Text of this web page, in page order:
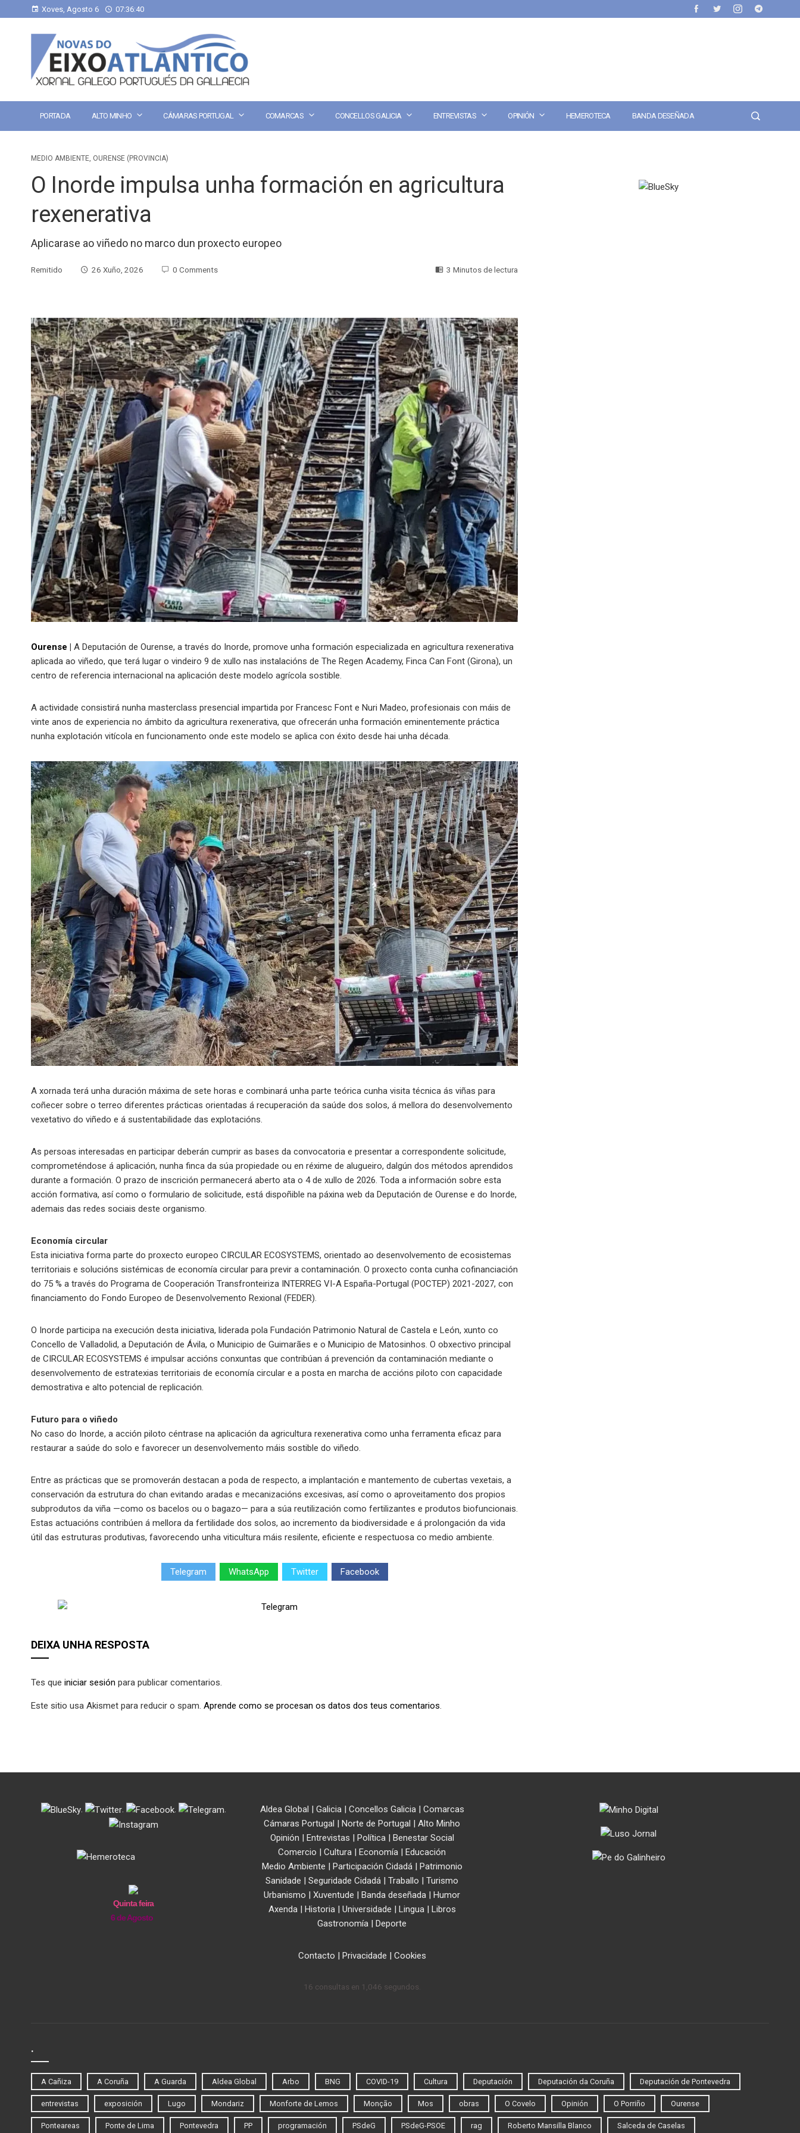
Xoves, Agosto 6 07:36:41
PORTADA ALTO MINHO CÁMARAS PORTUGAL COMARCAS CONCELLOS GALICIA ENTREVISTAS OPINIÓN HEMEROTECA BANDA DESEÑADA
MEDIO AMBIENTE, OURENSE (PROVINCIA)
O Inorde impulsa unha formación en agricultura
rexenerativa
Aplicarase ao viñedo no marco dun proxecto europeo
Remitido 26 Xuño, 2026 0 Comments 3 Minutos de lectura
Ourense
A Deputación de Ourense, a través do Inorde, promove unha formación especializada en agricultura rexenerativa
aplicada ao viñedo, que terá lugar o vindeiro 9 de xullo nas instalacións de The Regen Academy, Finca Can Font (Girona), un
centro de referencia internacional na aplicación deste modelo agrícola sostible.
A actividade consistirá nunha masterclass presencial impartida por Francesc Font e Nuri Madeo, profesionais con máis de
vinte anos de experiencia no ámbito da agricultura rexenerativa, que ofrecerán unha formación eminentemente práctica
nunha explotación vitícola en funcionamento onde este modelo se aplica con éxito desde hai unha década.
A xornada terá unha duración máxima de sete horas e combinará unha parte teórica cunha visita técnica ás viñas para
coñecer sobre o terreo diferentes prácticas orientadas á recuperación da saúde dos solos, á mellora do desenvolvemento
vexetativo do viñedo e á sustentabilidade das explotacións.
As persoas interesadas en participar deberán cumprir as bases da convocatoria e presentar a correspondente solicitude,
comprometéndose á aplicación, nunha finca da súa propiedade ou en réxime de alugueiro, dalgún dos métodos aprendidos
durante a formación. O prazo de inscrición permanecerá aberto ata o 4 de xullo de 2026. Toda a información sobre esta
acción formativa, así como o formulario de solicitude, está dispoñible na páxina web da Deputación de Ourense e do Inorde,
ademais das redes sociais deste organismo.
Economía circular
Esta iniciativa forma parte do proxecto europeo CIRCULAR ECOSYSTEMS, orientado ao desenvolvemento de ecosistemas
territoriais e solucións sistémicas de economía circular para previr a contaminación. O proxecto conta cunha cofinanciación
do 75 % a través do Programa de Cooperación Transfronteiriza INTERREG VI-A España-Portugal (POCTEP) 2021-2027, con
financiamento do Fondo Europeo de Desenvolvemento Rexional (FEDER).
O Inorde participa na execución desta iniciativa, liderada pola Fundación Patrimonio Natural de Castela e León, xunto co
Concello de Valladolid, a Deputación de Ávila, o Municipio de Guimarães e o Municipio de Matosinhos. O obxectivo principal
de CIRCULAR ECOSYSTEMS é impulsar accións conxuntas que contribúan á prevención da contaminación mediante o
desenvolvemento de estratexias territoriais de economía circular e a posta en marcha de accións piloto con capacidade
demostrativa e alto potencial de replicación.
Futuro para o viñedo
No caso do Inorde, a acción piloto céntrase na aplicación da agricultura rexenerativa como unha ferramenta eficaz para
restaurar a saúde do solo e favorecer un desenvolvemento máis sostible do viñedo.
Entre as prácticas que se promoverán destacan a poda de respecto, a implantación e mantemento de cubertas vexetais, a
conservación da estrutura do chan evitando aradas e mecanizacións excesivas, así como o aproveitamento dos propios
subprodutos da viña —como os bacelos ou o bagazo— para a súa reutilización como fertilizantes e produtos biofuncionais.
Estas actuacións contribúen á mellora da fertilidade dos solos, ao incremento da biodiversidade e á prolongación da vida
útil das estruturas produtivas, favorecendo unha viticultura máis resilente, eficiente e respectuosa co medio ambiente.
Telegram WhatsApp Twitter Facebook
DEIXA UNHA RESPOSTA
Tes que iniciar sesión para publicar comentarios.
Este sitio usa Akismet para reducir o spam. Aprende como se procesan os datos dos teus comentarios.
. . . .
Quinta feira
6 de Agosto
Aldea Global | Galicia| Concellos Galicia| Comarcas
Cámaras Portugal | Norte de Portugal | Alto Minho
Opinión | Entrevistas | Política| Benestar Social
Comercio | Cultura | Economía | Educación
Medio Ambiente | Participación Cidadá| Patrimonio
Sanidade | Seguridade Cidadá | Traballo | Turismo
Urbanismo | Xuventude | Banda deseñada | Humor
Axenda| Historia| Universidade | Lingua| Libros
Gastronomía | Deporte
Contacto | Privacidade | Cookies
16 consultas en 1,046 segundos.
.
A Cañiza A Coruña A Guarda Aldea Global Arbo BNG COVID-19 Cultura Deputación Deputación da Coruña Deputación de Pontevedra
entrevistas exposición Lugo Mondariz Monforte de Lemos Monção Mos obras O Covelo Opinión O Porriño Ourense
Ponteareas Ponte de Lima Pontevedra PP programación PSdeG PSdeG-PSOE rag Roberto Mansilla Blanco Salceda de Caselas